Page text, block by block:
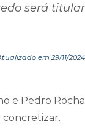
será
em 29/11/2024
e Pedro
concretizar.